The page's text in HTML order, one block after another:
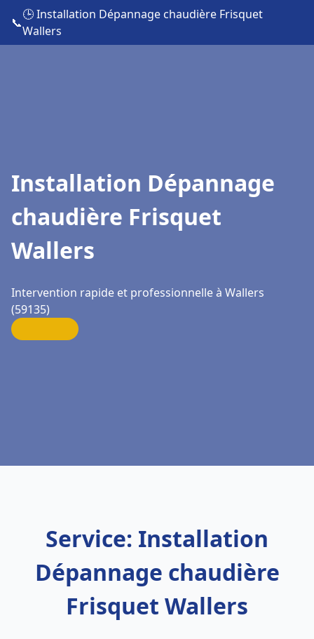
📞
🕒 Installation Dépannage chaudière Frisquet
Wallers
Installation Dépannage
chaudière Frisquet
Wallers
Intervention rapide et professionnelle à Wallers
(59135)
Service: Installation
Dépannage chaudière
Frisquet Wallers